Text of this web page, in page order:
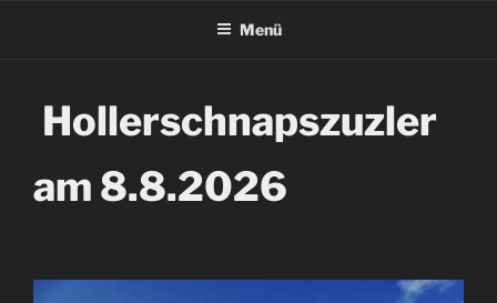
Menü
Hollerschnapszuzler
am 8.8.2026